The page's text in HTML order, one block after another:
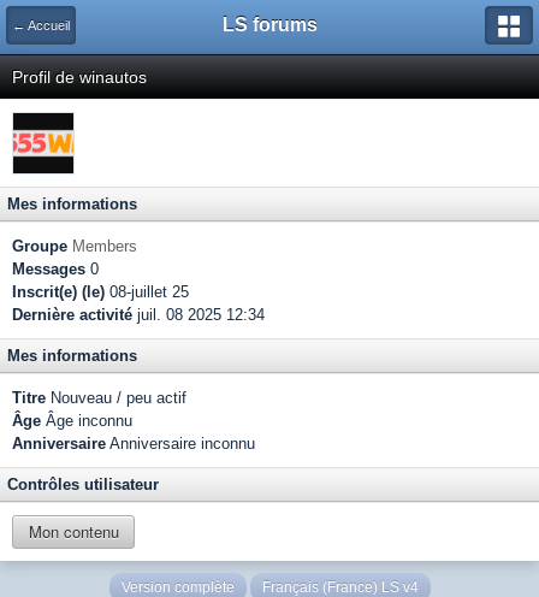
← Accueil LS forums
Profil de winautos
Mes informations
Groupe Members
Messages 0
Inscrit(e) (le) 08-juillet 25
Dernière activité juil. 08 2025 12:34
Mes informations
Titre Nouveau / peu actif
Âge Âge inconnu
Anniversaire Anniversaire inconnu
Contrôles utilisateur
Mon contenu
Version complète Français (France) LS v4